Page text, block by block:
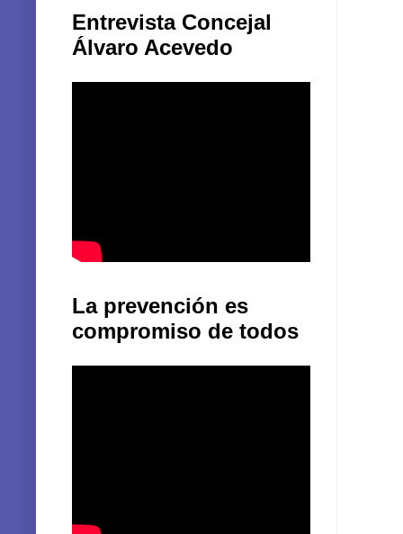
Entrevista Concejal
Álvaro Acevedo
La prevención es
compromiso de todos